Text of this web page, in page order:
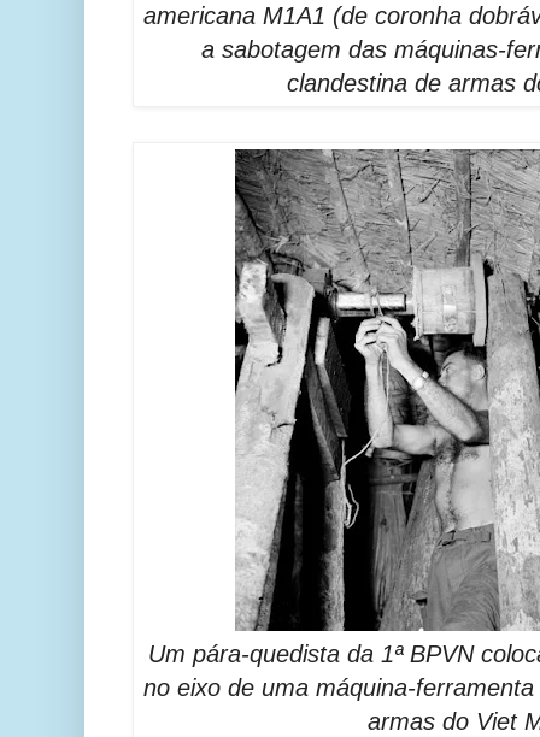
americana M1A1 (de coronha
a sabotagem das máquinas-
clandestina de armas
Um pára-quedista da 1ª BPVN
no eixo de uma máquina-
armas do Viet